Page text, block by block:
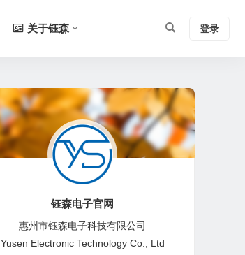
关于钰森 登录
钰森电子官网
惠州市钰森电子科技有限公司
Yusen Electronic Technology Co., Ltd